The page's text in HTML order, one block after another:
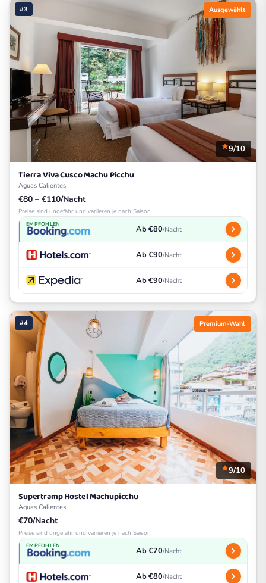
#3 Ausgewählt
9/10
Tierra Viva Cusco Machu Picchu
Aguas Calientes
€80 – €110/Nacht
Preise sind ungefähr und variieren je nach Saison
EMPFOHLEN Ab €80/Nacht
Ab €90/Nacht
Ab €90/Nacht
#4 Premium-Wahl
9/10
Supertramp Hostel Machupicchu
Aguas Calientes
€70/Nacht
Preise sind ungefähr und variieren je nach Saison
EMPFOHLEN Ab €70/Nacht
Ab €80/Nacht